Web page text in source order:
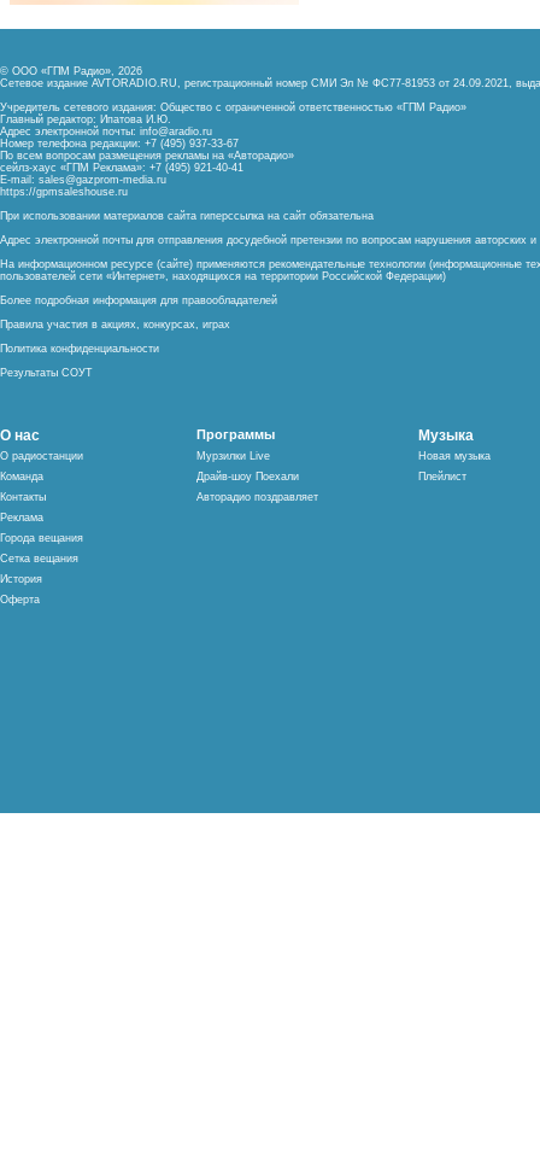
© ООО «ГПМ Радио», 2026
Сетевое издание AVTORADIO.RU, регистрационный номер СМИ Эл № ФС77-81953 от 24.09.2021,
Учредитель сетевого издания: Общество с ограниченной ответственностью «ГПМ Радио»
Главный редактор: Ипатова И.Ю.
Адрес электронной почты: info@aradio.ru
Номер телефона редакции: +7 (495) 937-33-67
По всем вопросам размещения рекламы на «Авторадио»
сейлз-хаус «ГПМ Реклама»: +7 (495) 921-40-41
E-mail: sales@gazprom-media.ru
https://gpmsaleshouse.ru
При использовании материалов сайта гиперссылка на сайт обязательна
Адрес электронной почты для отправления досудебной претензии по вопросам нарушения авторских
На информационном ресурсе (сайте) применяются рекомендательные технологии (информационные
пользователей сети «Интернет», находящихся на территории Российской Федерации)
Более подробная информация для правообладателей
Правила участия в акциях, конкурсах, играх
Политика конфиденциальности
Результаты СОУТ
О нас
О радиостанции
Команда
Контакты
Реклама
Города вещания
Сетка вещания
История
Оферта
Программы
Мурзилки Live
Драйв-шоу Поехали
Авторадио поздравляет
Музыка
Новая музыка
Плейлист